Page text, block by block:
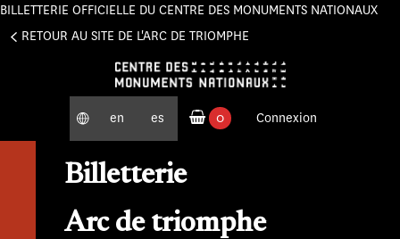
BILLETTERIE OFFICIELLE DU CENTRE DES MONUMENTS NATIONAUX
RETOUR AU SITE DE L'ARC DE TRIOMPHE
en es
0
Connexion
Billetterie
Arc de triomphe
Panneau de gestion des cookies